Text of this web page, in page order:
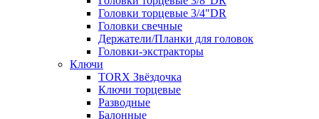
Головки торцевые 3/4"DR
Головки свечные
Держатели/Планки для головок
Головки-экстракторы
Ключи
TORX Звёздочка
Ключи торцевые
Разводные
Балонные